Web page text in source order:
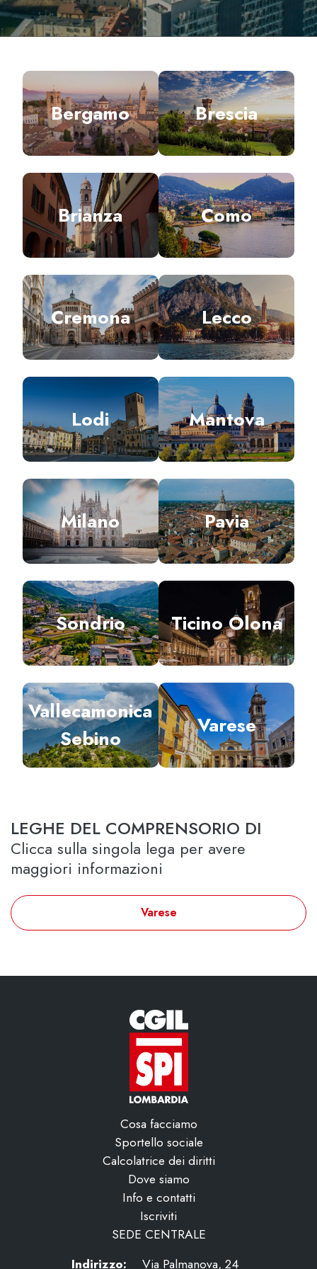
Bergamo Brescia
Brianza Como
Cremona Lecco
Lodi Mantova
Milano Pavia
Sondrio Ticino Olona
Vallecamonica
Sebino
Varese
LEGHE DEL COMPRENSORIO DI
Clicca sulla singola lega per avere
maggiori informazioni
Varese
Cosa facciamo
Sportello sociale
Calcolatrice dei diritti
Dove siamo
Info e contatti
Iscriviti
SEDE CENTRALE
Indirizzo:
Via Palmanova, 24